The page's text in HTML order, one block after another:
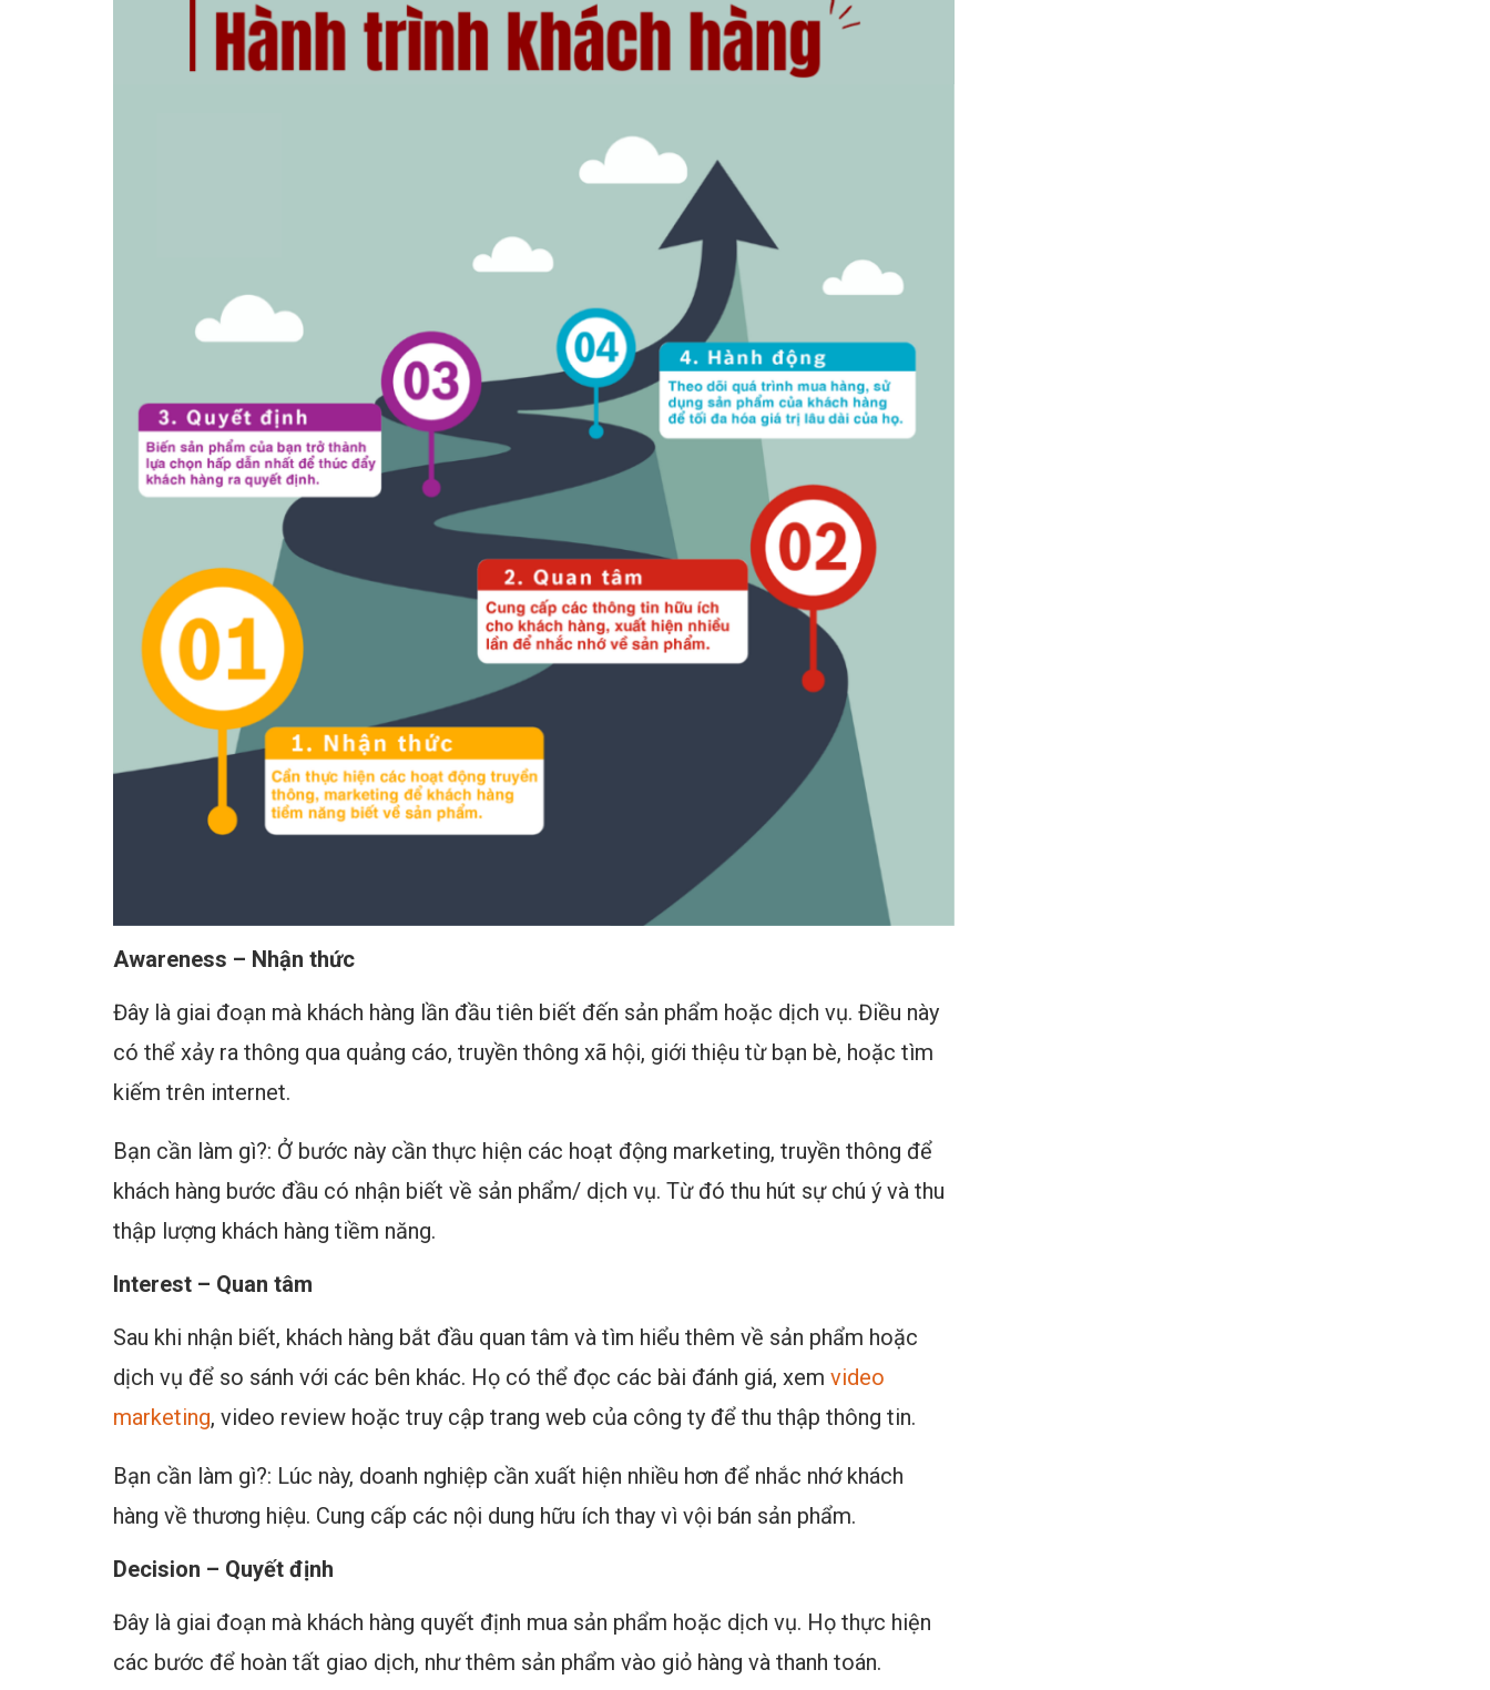
Awareness – Nhận thức
Đây là giai đoạn mà khách hàng lần đầu tiên biết đến sản phẩm hoặc dịch vụ. Điều này
có thể xảy ra thông qua quảng cáo, truyền thông xã hội, giới thiệu từ bạn bè, hoặc tìm
kiếm trên internet.
Bạn cần làm gì?: Ở bước này cần thực hiện các hoạt động marketing, truyền thông để
khách hàng bước đầu có nhận biết về sản phẩm/ dịch vụ. Từ đó thu hút sự chú ý và thu
thập lượng khách hàng tiềm năng.
Interest – Quan tâm
Sau khi nhận biết, khách hàng bắt đầu quan tâm và tìm hiểu thêm về sản phẩm hoặc
dịch vụ để so sánh với các bên khác. Họ có thể đọc các bài đánh giá, xem video
marketing, video review hoặc truy cập trang web của công ty để thu thập thông tin.
Bạn cần làm gì?: Lúc này, doanh nghiệp cần xuất hiện nhiều hơn để nhắc nhớ khách
hàng về thương hiệu. Cung cấp các nội dung hữu ích thay vì vội bán sản phẩm.
Decision – Quyết định
Đây là giai đoạn mà khách hàng quyết định mua sản phẩm hoặc dịch vụ. Họ thực hiện
các bước để hoàn tất giao dịch, như thêm sản phẩm vào giỏ hàng và thanh toán.